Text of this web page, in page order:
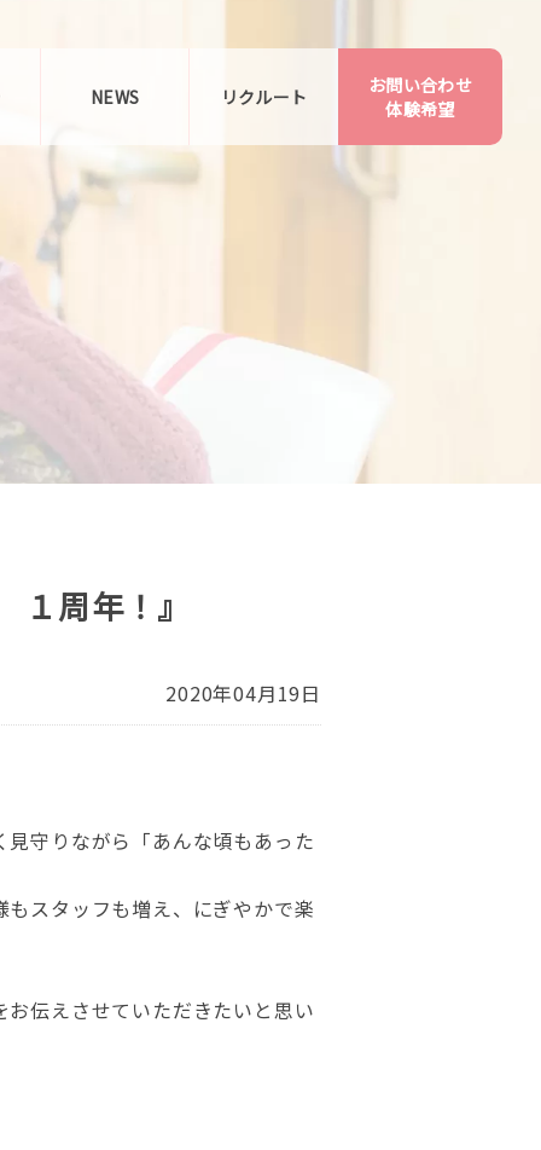
NEWS リクルート
お問い合わせ
体験希望
周年！』
2020年04月19日
守りながら「あんな頃もあった
スタッフも増え、にぎやかで楽
伝えさせていただきたいと思い